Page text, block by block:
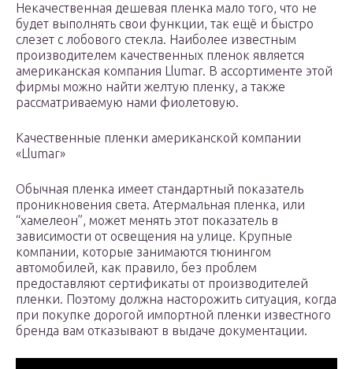
Некачественная дешевая пленка мало того, что не
будет выполнять свои функции, так ещё и быстро
слезет с лобового стекла. Наиболее известным
производителем качественных пленок является
американская компания Llumar. В ассортименте этой
фирмы можно найти желтую пленку, а также
рассматриваемую нами фиолетовую.
Качественные пленки американской компании
«Llumar»
Обычная пленка имеет стандартный показатель
проникновения света. Атермальная пленка, или
“хамелеон”, может менять этот показатель в
зависимости от освещения на улице. Крупные
компании, которые занимаются тюнингом
автомобилей, как правило, без проблем
предоставляют сертификаты от производителей
пленки. Поэтому должна насторожить ситуация, когда
при покупке дорогой импортной пленки известного
бренда вам отказывают в выдаче документации.